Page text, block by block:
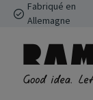
au contenu
Passer à la
Passer à la
Fabriqué en
Allemagne